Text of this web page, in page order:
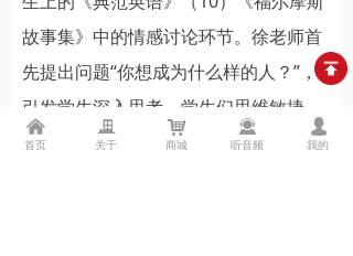
故事集》中的情感讨论环节。徐老师首
先提出问题“你想成为什么样的人？”，
引发学生深入思考，学生们思维敏捷，
各抒己见，体现了对学生个性发展的培
낀
首页
끉
关于
낙
商城
끤
听音频
넙
我的